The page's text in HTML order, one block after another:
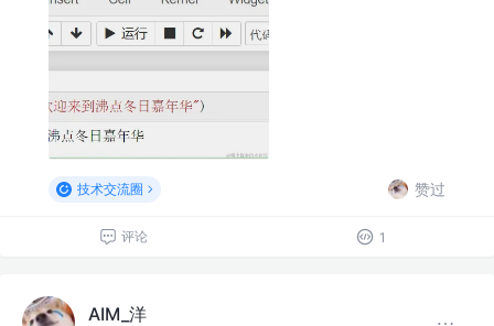
技术交流圈 赞过
评论 1
AIM_洋